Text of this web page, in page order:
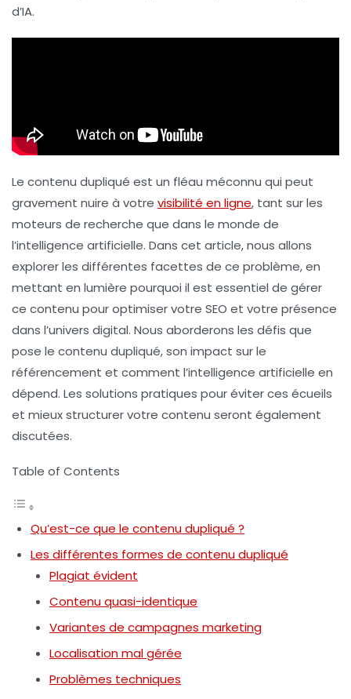
d’IA.
Le contenu dupliqué est un fléau méconnu qui peut
gravement nuire à votre visibilité en ligne, tant sur les
moteurs de recherche que dans le monde de
l’intelligence artificielle. Dans cet article, nous allons
explorer les différentes facettes de ce problème, en
mettant en lumière pourquoi il est essentiel de gérer
ce contenu pour optimiser votre SEO et votre présence
dans l’univers digital. Nous aborderons les défis que
pose le contenu dupliqué, son impact sur le
référencement et comment l’intelligence artificielle en
dépend. Les solutions pratiques pour éviter ces écueils
et mieux structurer votre contenu seront également
discutées.
Table of Contents
Qu’est-ce que le contenu dupliqué ?
Les différentes formes de contenu dupliqué
Plagiat évident
Contenu quasi-identique
Variantes de campagnes marketing
Localisation mal gérée
Problèmes techniques